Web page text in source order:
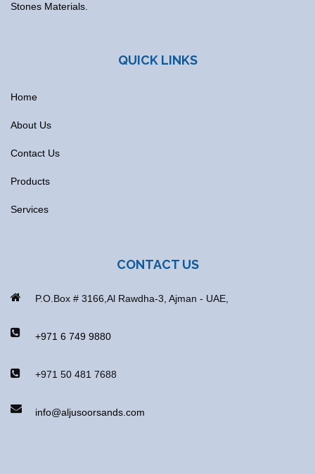
Stones Materials.
QUICK LINKS
Home
About Us
Contact Us
Products
Services
CONTACT US
P.O.Box # 3166,Al Rawdha-3, Ajman - UAE,
+971 6 749 9880
+971 50 481 7688
info@aljusoorsands.com